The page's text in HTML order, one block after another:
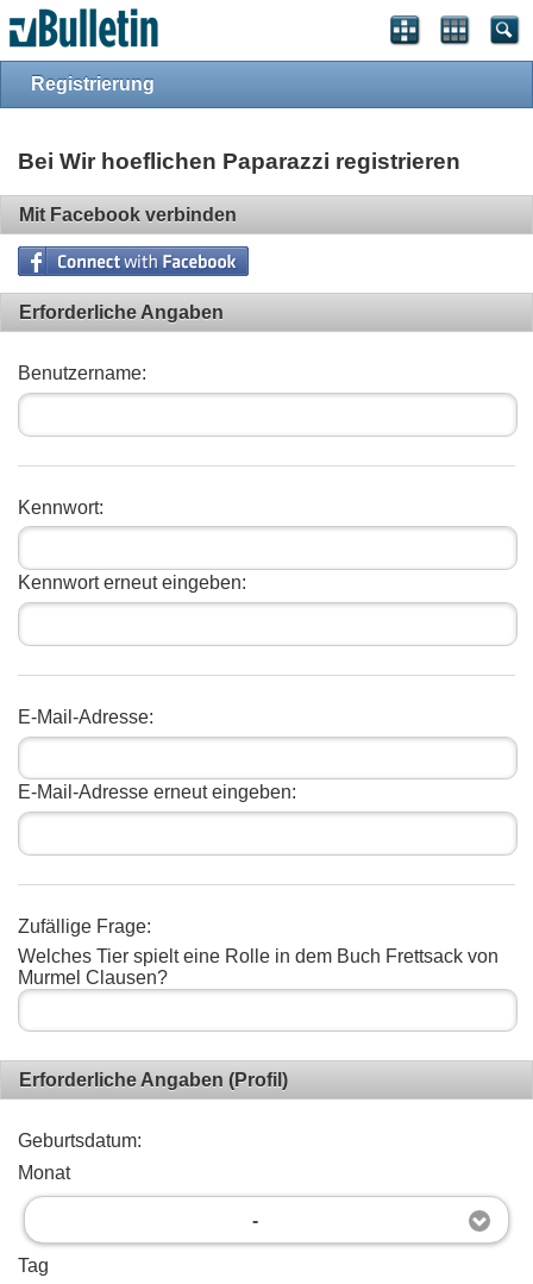
Registrierung
Bei Wir hoeflichen Paparazzi registrieren
Mit Facebook verbinden
Erforderliche Angaben
Benutzername:
Kennwort:
Kennwort erneut eingeben:
E-Mail-Adresse:
E-Mail-Adresse erneut eingeben:
Zufällige Frage:
Welches Tier spielt eine Rolle in dem Buch Frettsack von
Murmel Clausen?
Erforderliche Angaben (Profil)
Geburtsdatum:
Monat
-
Tag